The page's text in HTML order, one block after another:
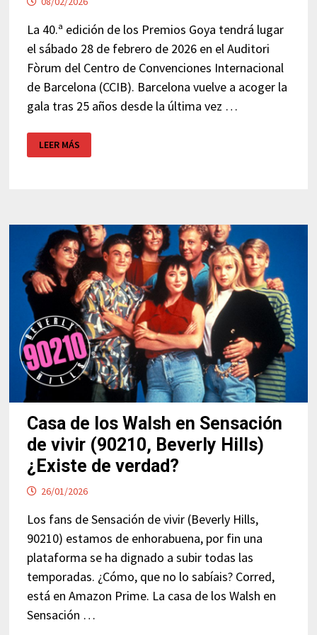
La 40.ª edición de los Premios Goya tendrá lugar
el sábado 28 de febrero de 2026 en el Auditori
Fòrum del Centro de Convenciones Internacional
de Barcelona (CCIB). Barcelona vuelve a acoger la
gala tras 25 años desde la última vez …
PREMIOS
GOYA
2026
LEER MÁS
Casa de los Walsh en Sensación
de vivir (90210, Beverly Hills)
¿Existe de verdad?
26/01/2026
Los fans de Sensación de vivir (Beverly Hills,
90210) estamos de enhorabuena, por fin una
plataforma se ha dignado a subir todas las
temporadas. ¿Cómo, que no lo sabíais? Corred,
está en Amazon Prime. La casa de los Walsh en
Sensación …